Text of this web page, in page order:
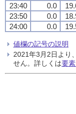
23:40
0.0
23:50
0.0
24:00
0.0
値欄の記号の説明
2021年3月2日より
せん。詳しくは要